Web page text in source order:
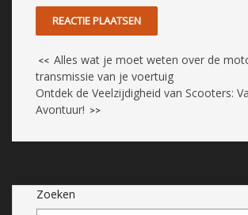
<< Alles wat je moet weten over de
transmissie van je voertuig
Ontdek de Veelzijdigheid van Scooters:
Avontuur! >>
Zoeken